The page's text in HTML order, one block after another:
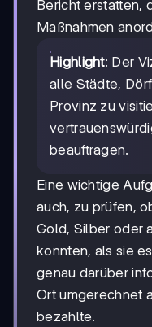
Bericht erstatten,
Maßnahmen
Highlight: Der
alle Städte,
Provinz zu
beauftragen.
Eine wichtige
auch, zu prüfen,
Gold, Silber oder
konnten, als sie
genau darüber
Ort umgerechnet
bezahlte.